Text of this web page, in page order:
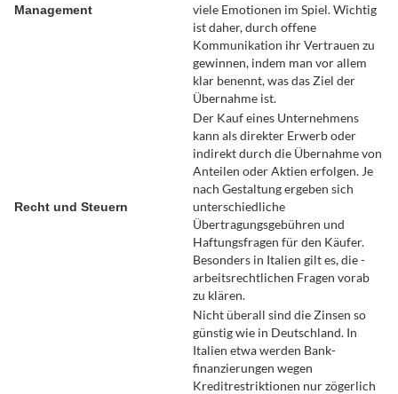
Management
viele Emotionen im Spiel. Wichtig
ist daher, durch offene
Kommunikation ihr Vertrauen zu
gewinnen, indem man vor allem
klar ­benennt, was das Ziel der
Übernahme ist.
Recht und Steuern
Der Kauf eines Unternehmens
kann als ­direkter Erwerb oder
indirekt durch die Übernahme von
Anteilen oder Aktien erfolgen. Je
nach Gestaltung ergeben sich
unterschiedliche
Übertragungsgebühren und
Haftungsfragen für den Käufer.
Besonders in Italien gilt es, die ­
arbeitsrechtlichen ­Fragen vorab
zu klären.
Nicht überall sind die Zinsen so
günstig wie in Deutschland. In
Italien etwa werden Bank­
finanzierungen wegen
Kreditrestriktionen nur zögerlich